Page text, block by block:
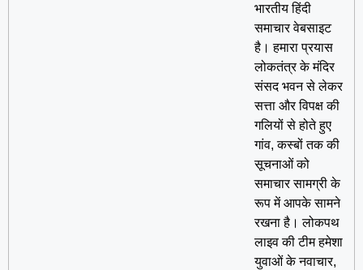
भारतीय हिंदी
समाचार वेबसाइट
है। हमारा प्रयास
लोकतंत्र के मंदिर
संसद भवन से लेकर
सत्ता और विपक्ष की
गलियों से होते हुए
गांव, कस्बों तक की
सूचनाओं को
समाचार सामग्री के
रूप में आपके सामने
रखना है। लोकपथ
लाइव की टीम हमेशा
युवाओं के नवाचार,